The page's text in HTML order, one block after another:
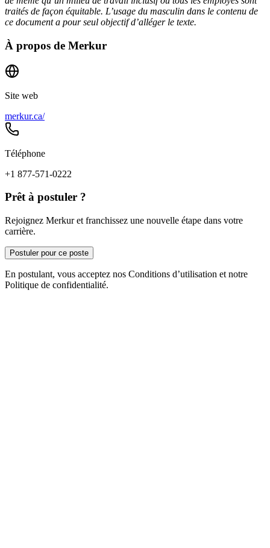
traités de façon équitable. L’usage du masculin dans le contenu de
ce document a pour seul objectif d’alléger le texte.
À propos de Merkur
Site web
merkur.ca/
Téléphone
+1 877-571-0222
Prêt à postuler ?
Rejoignez Merkur et franchissez une nouvelle étape dans votre
carrière.
Postuler pour ce poste
En postulant, vous acceptez nos Conditions d’utilisation et notre
Politique de confidentialité.